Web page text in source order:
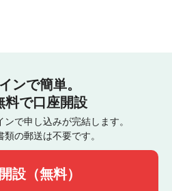
ンで簡単。
料で口座開設
で申し込みが完結します。
の郵送は不要です。
設（無料）